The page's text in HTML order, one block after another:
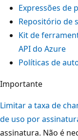
Expressões de
Repositório de
Kit de
API do Azure
Políticas de
Importante
Limitar a taxa de
de uso por
assinatura. Não é